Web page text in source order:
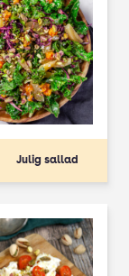
Julig sallad